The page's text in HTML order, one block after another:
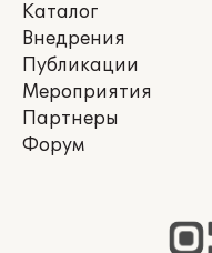
Каталог
Внедрения
Публикации
Мероприятия
Партнеры
Форум